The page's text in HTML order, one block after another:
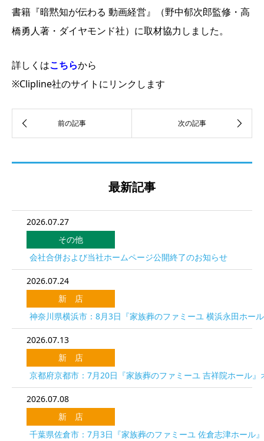
書籍『暗黙知が伝わる 動画経営』（野中郁次郎監修・高
橋勇人著・ダイヤモンド社）に取材協力しました。
詳しくはこちらから
※Clipline社のサイトにリンクします
最新記事
2026.07.27
その他
会社合併および当社ホームページ公開終了のお知らせ
2026.07.24
新 店
神奈川県横浜市：8月3日『家族葬のファミーユ 横浜永田ホー
2026.07.13
新 店
京都府京都市：7月20日『家族葬のファミーユ 吉祥院ホール』
2026.07.08
新 店
千葉県佐倉市：7月3日『家族葬のファミーユ 佐倉志津ホール